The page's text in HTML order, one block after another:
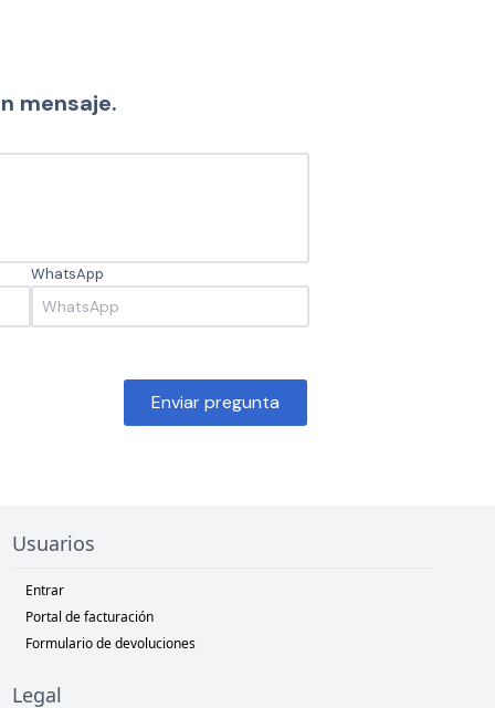
mensaje.
WhatsApp
Enviar pregunta
Usuarios
Entrar
Portal de facturación
Formulario de devoluciones
Legal